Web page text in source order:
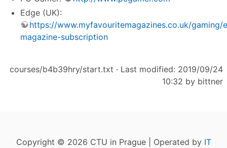
Edge (UK):
https://www.myfavouritemagazines.co.uk/gaming/
magazine-subscription
courses/b4b39hry/start.txt · Last modified: 2019/09/24
10:32 by bittner
Copyright © 2026 CTU in Prague | Operated by IT